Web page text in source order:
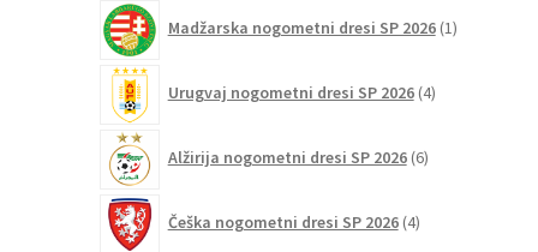
Madžarska nogometni dresi SP 2026 1izdelek
Urugvaj nogometni dresi SP 2026 4izdelki
Alžirija nogometni dresi SP 2026 6izdelkov
Češka nogometni dresi SP 2026 4izdelki